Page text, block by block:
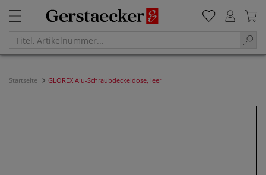
Startseite GLOREX Alu-Schraubdeckeldose, leer